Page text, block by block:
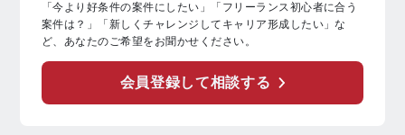
「今より好条件の案件にしたい」「フリーランス初心者に合う
案件は？」「新しくチャレンジしてキャリア形成したい」な
ど、あなたのご希望をお聞かせください。
会員登録して相談する